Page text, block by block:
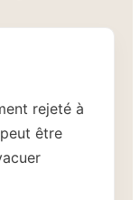
rejeté à
être